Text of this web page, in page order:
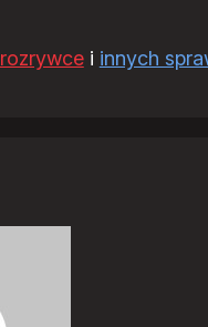
rozrywcei innych